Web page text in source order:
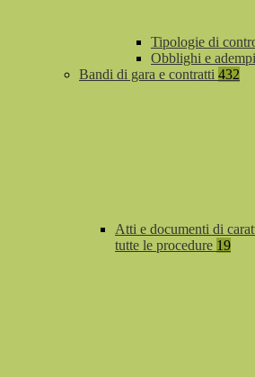
Tipologie di
Obblighi e
Bandi di gara e contratti 432
Atti e documenti di
tutte le procedure 19